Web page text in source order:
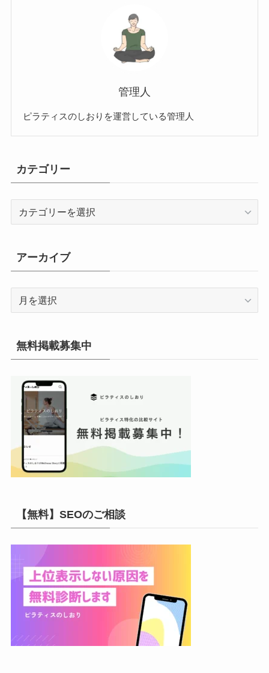
管理人
ピラティスのしおりを運営している管理人
カテゴリー
リ
ー
アーカイブ
イ
ブ
無料掲載募集中
【無料】SEOのご相談